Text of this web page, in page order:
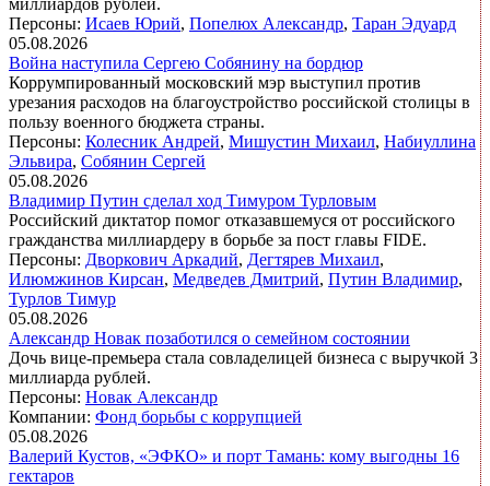
миллиардов рублей.
Персоны: Исаев Юрий, Попелюх Александр, Таран Эдуард
05.08.2026
Война наступила Сергею Собянину на бордюр
Коррумпированный московский мэр выступил против
урезания расходов на благоустройство российской столицы в
пользу военного бюджета страны.
Персоны: Колесник Андрей, Мишустин Михаил, Набиуллина
Эльвира, Собянин Сергей
05.08.2026
Владимир Путин сделал ход Тимуром Турловым
Российский диктатор помог отказавшемуся от российского
гражданства миллиардеру в борьбе за пост главы FIDE.
Персоны: Дворкович Аркадий, Дегтярев Михаил,
Илюмжинов Кирсан, Медведев Дмитрий, Путин Владимир,
Турлов Тимур
05.08.2026
Александр Новак позаботился о семейном состоянии
Дочь вице-премьера стала совладелицей бизнеса с выручкой 3
миллиарда рублей.
Персоны: Новак Александр
Компании: Фонд борьбы с коррупцией
05.08.2026
Валерий Кустов, «ЭФКО» и порт Тамань: кому выгодны 16
гектаров